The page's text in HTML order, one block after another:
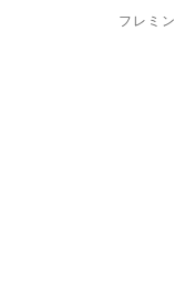
フレミン